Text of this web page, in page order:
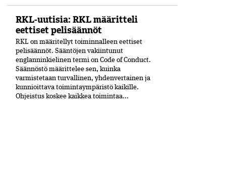
RKL-uutisia: RKL määritteli
eettiset pelisäännöt
RKL on määritellyt toiminnalleen eettiset
peli­säännöt. Sääntöjen vakiintunut
englanninkielinen termi on Code of Conduct.
Säännöstö määrittelee sen, kuinka
varmistetaan turvallinen, yhdenvertainen ja
kun­nioittava toimintaympäristö kaikille.
Ohjeistus koskee kaikkea toimintaa...